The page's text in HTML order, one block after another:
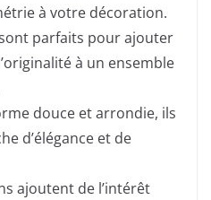
à votre décoration.
parfaits pour ajouter
à un ensemble
douce et arrondie, ils
d’élégance et de
ajoutent de l’intérêt